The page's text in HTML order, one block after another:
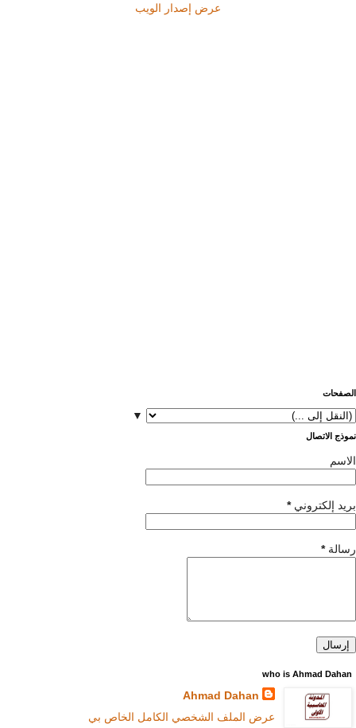
عرض إصدار الويب
الصفحات
▼
نموذج الاتصال
الاسم
بريد إلكتروني*
رسالة*
who is Ahmad Dahan
Ahmad Dahan
عرض الملف الشخصي الكامل الخاص بي